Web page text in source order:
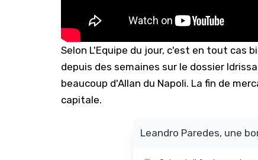
Selon L'Equipe du jour, c'est en tout cas
depuis des semaines sur le dossier
beaucoup d'Allan du Napoli. La fin de
capitale.
Leandro Paredes, une